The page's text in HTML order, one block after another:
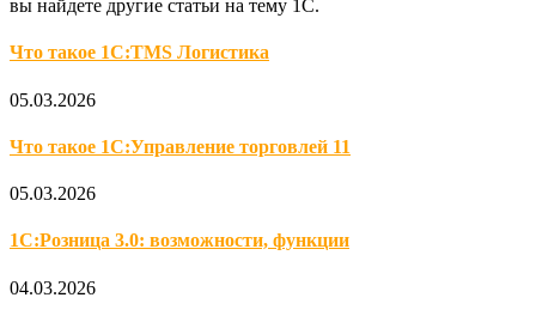
вы найдете другие статьи на тему 1С.
Что такое 1С:TMS Логистика
05.03.2026
Что такое 1С:Управление торговлей 11
05.03.2026
1С:Розница 3.0: возможности, функции
04.03.2026